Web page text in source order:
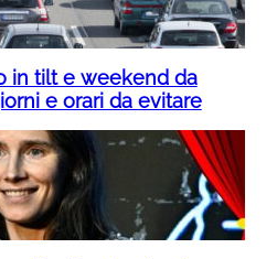
in tilt e weekend da
e orari da evitare